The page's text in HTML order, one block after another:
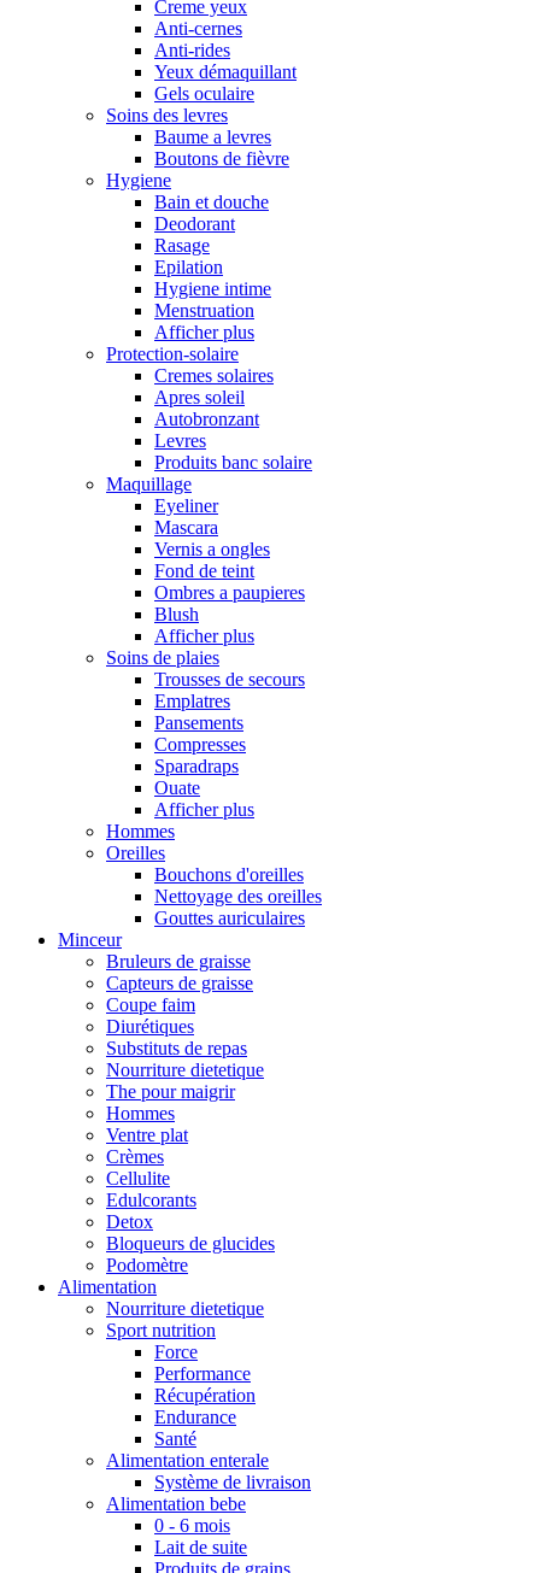
Creme yeux
Anti-cernes
Anti-rides
Yeux démaquillant
Gels oculaire
Soins des levres
Baume a levres
Boutons de fièvre
Hygiene
Bain et douche
Deodorant
Rasage
Epilation
Hygiene intime
Menstruation
Afficher plus
Protection-solaire
Cremes solaires
Apres soleil
Autobronzant
Levres
Produits banc solaire
Maquillage
Eyeliner
Mascara
Vernis a ongles
Fond de teint
Ombres a paupieres
Blush
Afficher plus
Soins de plaies
Trousses de secours
Emplatres
Pansements
Compresses
Sparadraps
Ouate
Afficher plus
Hommes
Oreilles
Bouchons d'oreilles
Nettoyage des oreilles
Gouttes auriculaires
Minceur
Bruleurs de graisse
Capteurs de graisse
Coupe faim
Diurétiques
Substituts de repas
Nourriture dietetique
The pour maigrir
Hommes
Ventre plat
Crèmes
Cellulite
Edulcorants
Detox
Bloqueurs de glucides
Podomètre
Alimentation
Nourriture dietetique
Sport nutrition
Force
Performance
Récupération
Endurance
Santé
Alimentation enterale
Système de livraison
Alimentation bebe
0 - 6 mois
Lait de suite
Produits de grains